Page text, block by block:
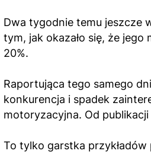
Dwa tygodnie temu jeszcze
tym, jak okazało się, że jego
20%.
Raportująca tego samego
konkurencja i spadek
motoryzacyjna. Od publikacji
To tylko garstka